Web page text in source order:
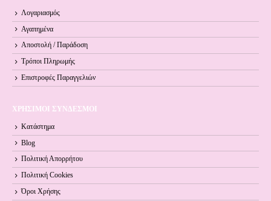
Λογαριασμός
Αγαπημένα
Αποστολή / Παράδοση
Τρόποι Πληρωμής
Επιστροφές Παραγγελιών
ΧΡΗΣΙΜΟΙ ΣΥΝΔΕΣΜΟΙ
Κατάστημα
Blog
Πολιτική Απορρήτου
Πολιτική Cookies
Όροι Xρήσης